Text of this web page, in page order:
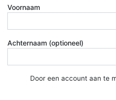
Voornaam
Achternaam (optioneel)
Door een account aan te